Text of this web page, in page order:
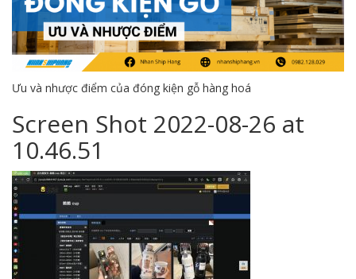
Ưu và nhược điểm của đóng kiện gỗ hàng hoá
Screen Shot 2022-08-26 at
10.46.51